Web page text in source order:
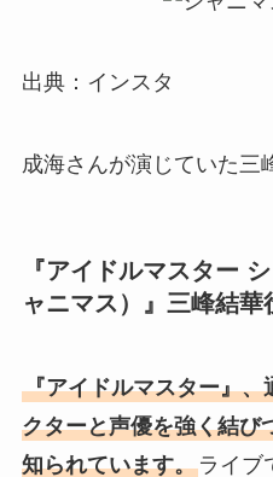
出典：インスタ
成海さんが演じていた三
『アイドルマスター
ャニマス）』三峰結華
『アイドルマスター』、
クターと声優を強く結び
知られています。ライブ